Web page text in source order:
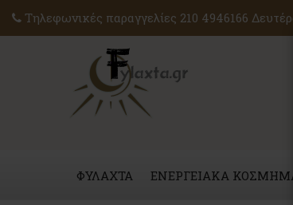
Τηλεφωνικές παραγγελίες 210 4946166
ΦΥΛΑΧΤΑ ΕΝΕΡΓΕΙΑΚΑ